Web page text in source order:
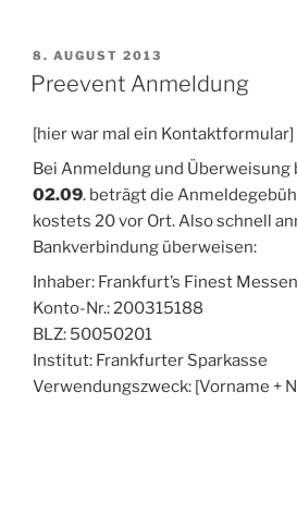
VERÖFFENTLICHT
AM
8. AUGUST 2013
Preevent Anmeldung
[hier war mal ein Kontaktformular]
Bei Anmeldung und Überweisung
02.09. beträgt die
kostets 20 vor Ort. Also schnell
Bankverbindung überweisen:
Inhaber: Frankfurt’s Finest
Konto-Nr.: 200315188
BLZ: 50050201
Institut: Frankfurter Sparkasse
Verwendungszweck: [Vorname +